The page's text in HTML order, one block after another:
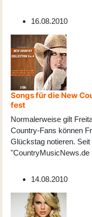
16.08.2010
Songs für die New
fest
Normalerweise gilt
Country-Fans können
Glückstag notieren.
"CountryMusicNews.de
14.08.2010